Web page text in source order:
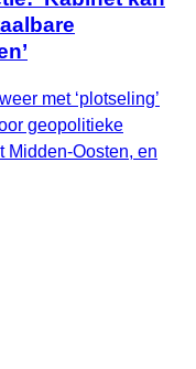
met ‘plotseling’
geopolitieke
Midden-Oosten, en